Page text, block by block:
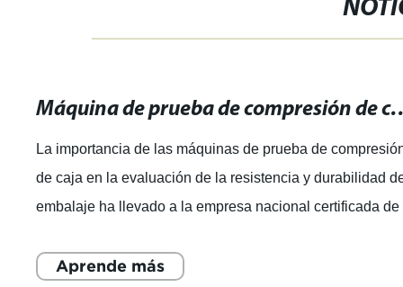
Máquina de prueba de compresión
La importancia de las máquinas de prueba de
de caja en la evaluación de la resistencia y durabilidad
embalaje ha llevado a la empresa nacional certificada de
Aprende más